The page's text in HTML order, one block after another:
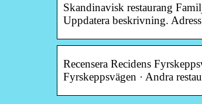
Skandinavisk restaurang
Uppdatera beskrivning.
Recensera Recidens
Fyrskeppsvägen · Andra